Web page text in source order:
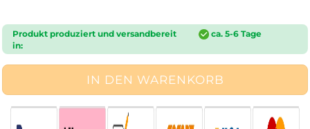
Produkt produziert und versandbereit
in:
ca. 5-6 Tage